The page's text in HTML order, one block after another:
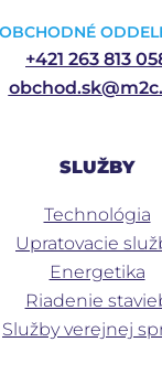
OBCHODNÉ
+421 263 813
SLUŽBY
Technológia
Upratovacie
Energetika
Riadenie
Služby verejnej